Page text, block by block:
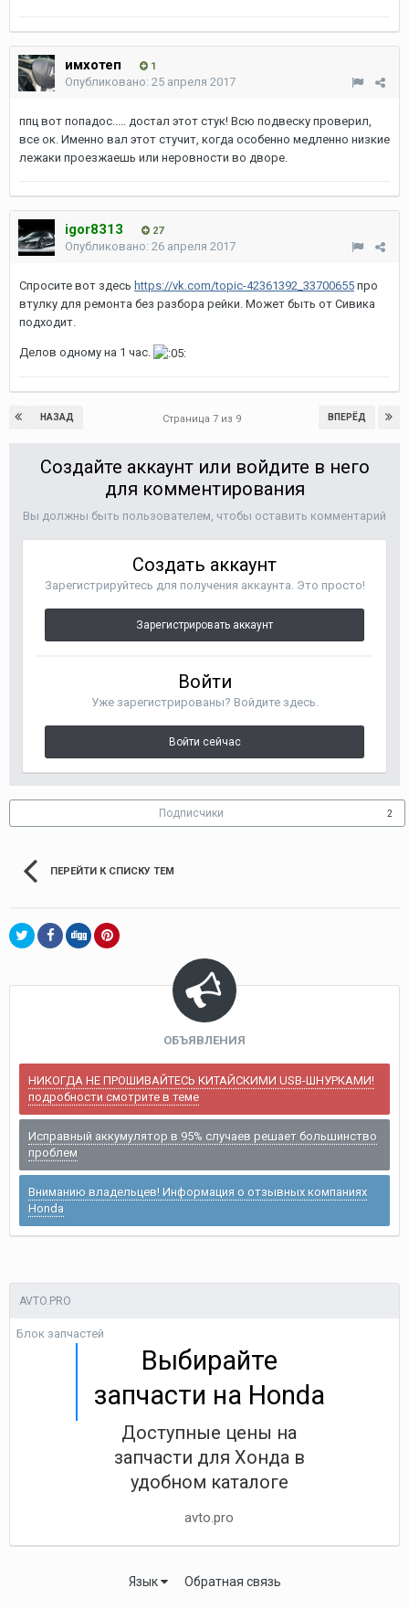
имхотеп 1
Опубликовано: 25 апреля 2017
ппц вот попадос..... достал этот стук! Всю подвеску проверил,
все ок. Именно вал этот стучит, когда особенно медленно низкие
лежаки проезжаешь или неровности во дворе.
igor8313 27
Опубликовано: 26 апреля 2017
Спросите вот здесь https://vk.com/topic-42361392_33700655 про
втулку для ремонта без разбора рейки. Может быть от Сивика
подходит.
Делов одному на 1 час.
НАЗАД ВПЕРЁД
Страница 7 из 9
Создайте аккаунт или войдите в него
для комментирования
Вы должны быть пользователем, чтобы оставить комментарий
Создать аккаунт
Зарегистрируйтесь для получения аккаунта. Это просто!
Зарегистрировать аккаунт
Войти
Уже зарегистрированы? Войдите здесь.
Войти сейчас
Подписчики 2
ПЕРЕЙТИ К СПИСКУ ТЕМ
ОБЪЯВЛЕНИЯ
НИКОГДА НЕ ПРОШИВАЙТЕСЬ КИТАЙСКИМИ USB-ШНУРКАМИ!
подробности смотрите в теме
Исправный аккумулятор в 95% случаев решает большинство
проблем
Вниманию владельцев! Информация о отзывных компаниях
Honda
AVTO.PRO
Блок запчастей
Выбирайте
запчасти на Honda
Доступные цены на
запчасти для Хонда в
удобном каталоге
avto.pro
Язык Обратная связь